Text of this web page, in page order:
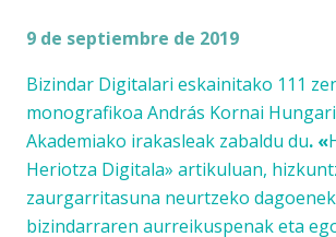
9 de septiembre de 2019
Bizindar Digitalari eskainitako 111
monografikoa András Kornai
Akademiako irakasleak zabaldu du. «
Heriotza Digitala» artikuluan,
zaurgarritasuna neurtzeko
bizindarraren aurreikuspenak eta